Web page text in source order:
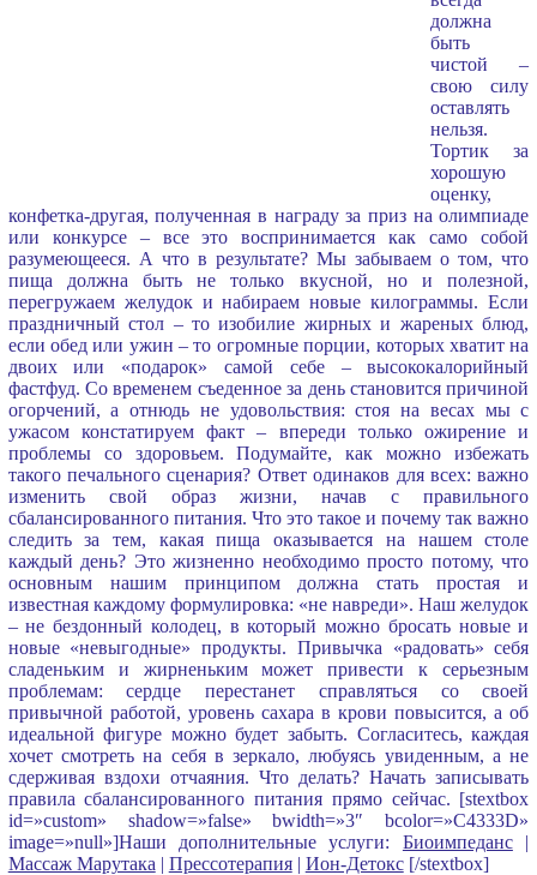
должна
быть
чистой –
свою силу
оставлять
нельзя.
Тортик за
хорошую
оценку,
конфетка-другая, полученная в награду за приз на олимпиаде
или конкурсе – все это воспринимается как само собой
разумеющееся. А что в результате? Мы забываем о том, что
пища должна быть не только вкусной, но и полезной,
перегружаем желудок и набираем новые килограммы. Если
праздничный стол – то изобилие жирных и жареных блюд,
если обед или ужин – то огромные порции, которых хватит на
двоих или «подарок» самой себе – высококалорийный
фастфуд. Со временем съеденное за день становится причиной
огорчений, а отнюдь не удовольствия: стоя на весах мы с
ужасом констатируем факт – впереди только ожирение и
проблемы со здоровьем. Подумайте, как можно избежать
такого печального сценария? Ответ одинаков для всех: важно
изменить свой образ жизни, начав с правильного
сбалансированного питания. Что это такое и почему так важно
следить за тем, какая пища оказывается на нашем столе
каждый день? Это жизненно необходимо просто потому, что
основным нашим принципом должна стать простая и
известная каждому формулировка: «не навреди». Наш желудок
– не бездонный колодец, в который можно бросать новые и
новые «невыгодные» продукты. Привычка «радовать» себя
сладеньким и жирненьким может привести к серьезным
проблемам: сердце перестанет справляться со своей
привычной работой, уровень сахара в крови повысится, а об
идеальной фигуре можно будет забыть. Согласитесь, каждая
хочет смотреть на себя в зеркало, любуясь увиденным, а не
сдерживая вздохи отчаяния. Что делать? Начать записывать
правила сбалансированного питания прямо сейчас. [stextbox
id=»custom» shadow=»false» bwidth=»3″ bcolor=»C4333D»
image=»null»]Наши дополнительные услуги: Биоимпеданс|
Массаж Марутака | Прессотерапия| Ион-Детокс[/stextbox]